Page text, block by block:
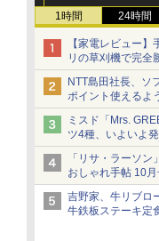
1時間 24時間
【家電レビュー
リの草刈機で完
NTT島田社長、ソ
ポイント使えるよ
ミスド「Mrs.
ツ4種、いよいよ発
「リサ・ラーソ
おしゃれ手帖 10
ザイン
吉野家、牛リブロ
牛鉄板ステーキ定